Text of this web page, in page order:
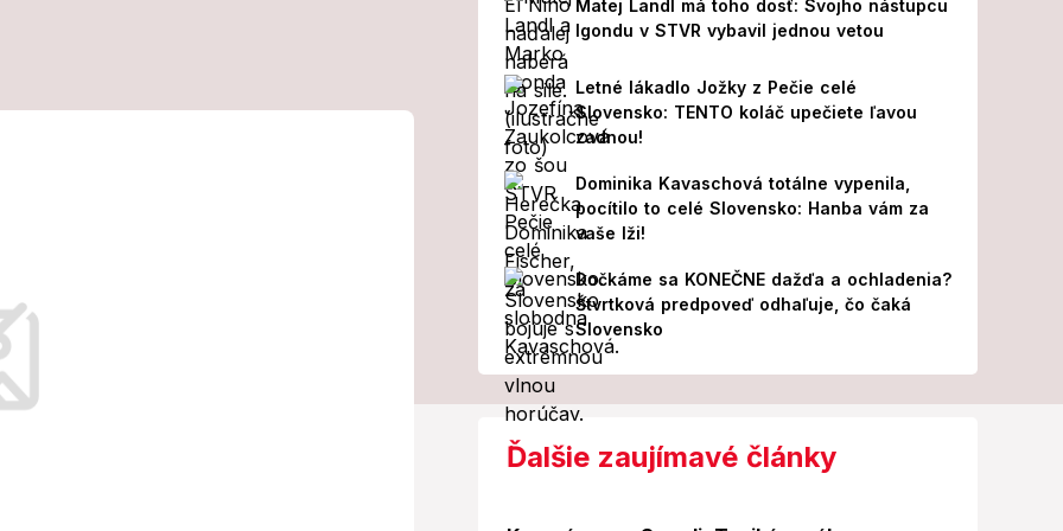
na
vás, za
Matej Landl má toho dosť: Svojho nástupcu
Igondu v STVR vybavil jednou vetou
Letné lákadlo Jožky z Pečie celé
Slovensko: TENTO koláč upečiete ľavou
zadnou!
Dominika Kavaschová totálne vypenila,
pocítilo to celé Slovensko: Hanba vám za
vaše lži!
Dočkáme sa KONEČNE dažďa a ochladenia?
Štvrtková predpoveď odhaľuje, čo čaká
Slovensko
Ďalšie zaujímavé články